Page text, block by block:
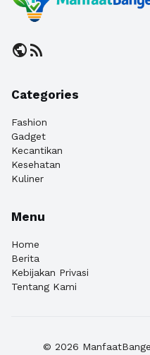
publicrss_feed
Categories
Fashion
Gadget
Kecantikan
Kesehatan
Kuliner
Menu
Home
Berita
Kebijakan Privasi
Tentang Kami
© 2026